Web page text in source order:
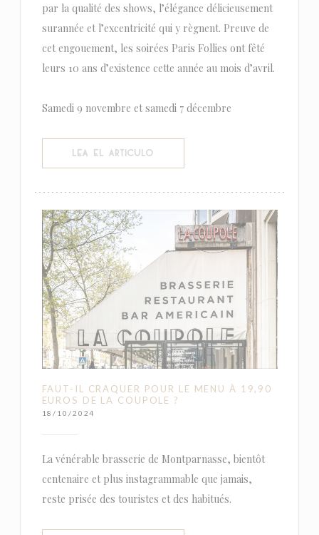
par la qualité des shows, l’élégance délicieusement
surannée et l’excentricité qui y règnent. Preuve de
cet engouement, les soirées Paris Follies ont fêté
leurs 10 ans d’existence cette année au mois d’avril.
Samedi 9 novembre et samedi 7 décembre
LEA EL ARTICULO
FAUT-IL CRAQUER POUR LE MENU À 19,90
EUROS DE LA COUPOLE ?
18/10/2024
La vénérable brasserie de Montparnasse, bientôt
centenaire et plus instagrammable que jamais,
reste prisée des touristes et des habitués.